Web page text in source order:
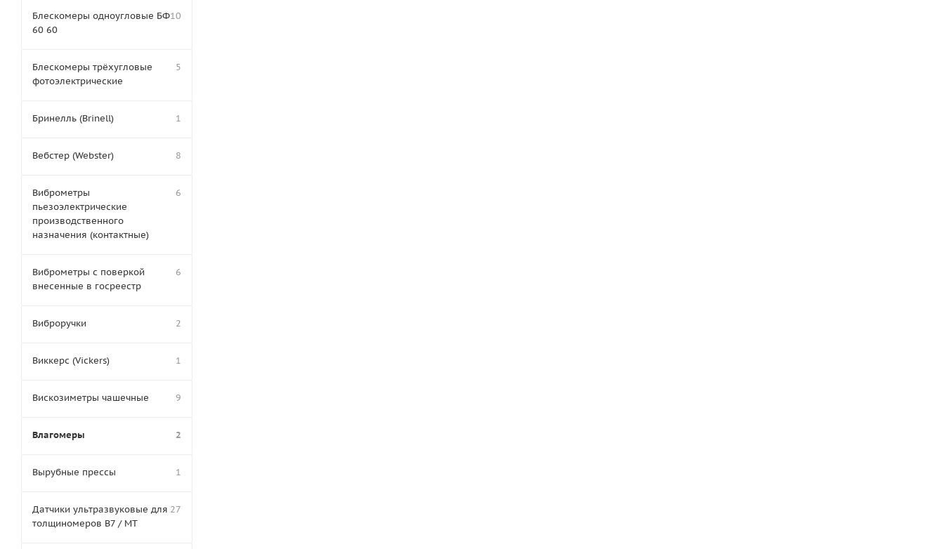
Блескомеры одноугловые БФ
60 60
10
Блескомеры трёхугловые
фотоэлектрические
5
Бринелль (Brinell) 1
Вебстер (Webster) 8
Виброметры
пьезоэлектрические
производственного
назначения (контактные)
6
Виброметры с поверкой
внесенные в госреестр
6
Виброручки 2
Виккерс (Vickers) 1
Вискозиметры чашечные 9
Влагомеры 2
Вырубные прессы 1
Датчики ультразвуковые для
толщиномеров В7 / МТ
27